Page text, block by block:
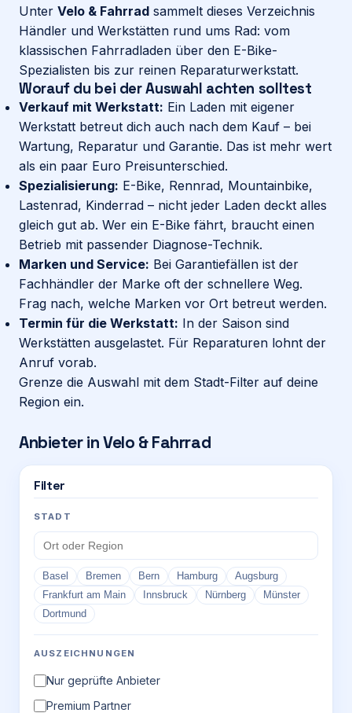
Unter Velo & Fahrrad sammelt dieses Verzeichnis
Händler und Werkstätten rund ums Rad: vom
klassischen Fahrradladen über den E-Bike-
Spezialisten bis zur reinen Reparaturwerkstatt.
Worauf du bei der Auswahl achten solltest
Verkauf mit Werkstatt: Ein Laden mit eigener
Werkstatt betreut dich auch nach dem Kauf – bei
Wartung, Reparatur und Garantie. Das ist mehr wert
als ein paar Euro Preisunterschied.
Spezialisierung: E-Bike, Rennrad, Mountainbike,
Lastenrad, Kinderrad – nicht jeder Laden deckt alles
gleich gut ab. Wer ein E-Bike fährt, braucht einen
Betrieb mit passender Diagnose-Technik.
Marken und Service: Bei Garantiefällen ist der
Fachhändler der Marke oft der schnellere Weg.
Frag nach, welche Marken vor Ort betreut werden.
Termin für die Werkstatt: In der Saison sind
Werkstätten ausgelastet. Für Reparaturen lohnt der
Anruf vorab.
Grenze die Auswahl mit dem Stadt-Filter auf deine
Region ein.
Anbieter inVelo & Fahrrad
Filter
STADT
Basel Bremen Bern Hamburg
Augsburg
Frankfurt am Main
Innsbruck Nürnberg
Münster
Dortmund
AUSZEICHNUNGEN
Nur geprüfte Anbieter
Premium Partner